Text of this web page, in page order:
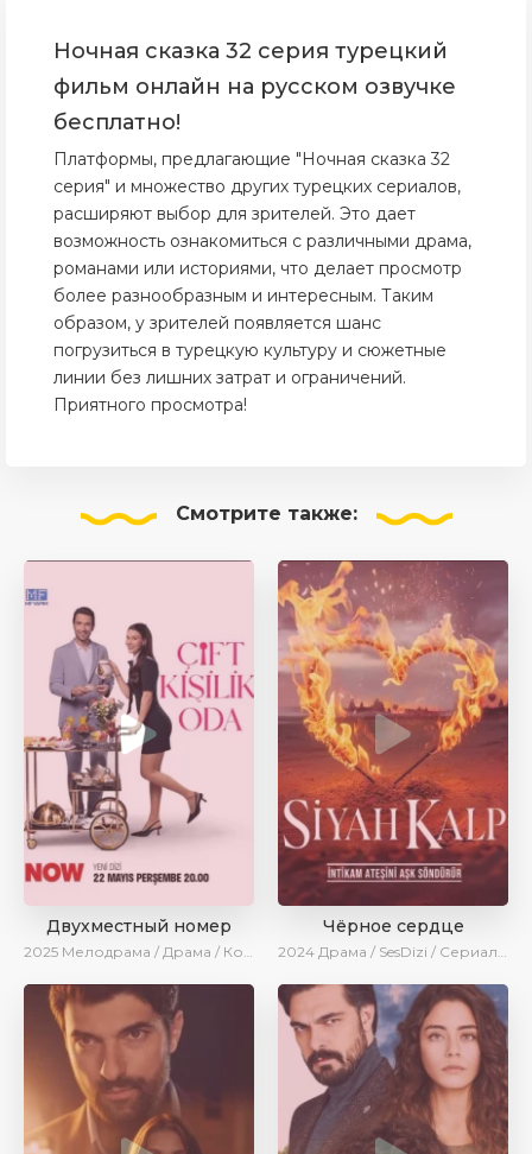
Ночная сказка 32 серия турецкий
фильм онлайн на русском озвучке
бесплатно!
Платформы, предлагающие "Ночная сказка 32
серия" и множество других турецких сериалов,
расширяют выбор для зрителей. Это дает
возможность ознакомиться с различными драма,
романами или историями, что делает просмотр
более разнообразным и интересным. Таким
образом, у зрителей появляется шанс
погрузиться в турецкую культуру и сюжетные
линии без лишних затрат и ограничений.
Приятного просмотра!
Смотрите также:
Двухместный номер
2025 Мелодрама / Драма / Комедия / Новинки / Сериалы 2025
Чёрное сердце
2024 Драма / SesDizi / Сериалы 2024